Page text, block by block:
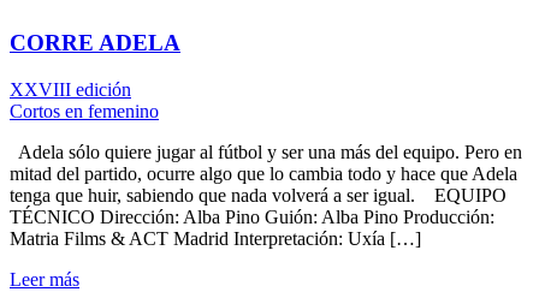
CORRE ADELA
XXVIII edición
Cortos en femenino
Adela sólo quiere jugar al fútbol y ser una más del equipo. Pero en
mitad del partido, ocurre algo que lo cambia todo y hace que Adela
tenga que huir, sabiendo que nada volverá a ser igual. EQUIPO
TÉCNICO Dirección: Alba Pino Guión: Alba Pino Producción:
Matria Films & ACT Madrid Interpretación: Uxía […]
Leer más